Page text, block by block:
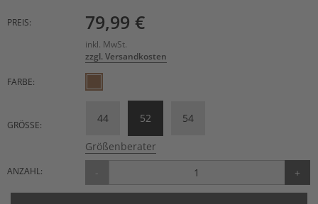
PREIS: 79,99 €
inkl. MwSt.
zzgl. Versandkosten
FARBE:
GRÖSSE:
44 52 54
Größenberater
ANZAHL: - +